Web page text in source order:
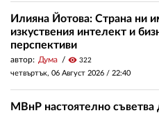
Илияна Йотова: Страна ни
изкуствения интелект и
перспективи
автор: Дума visibility 322
четвъртък, 06 Август 2026 / 22:40
МВнР настоятелно съветва